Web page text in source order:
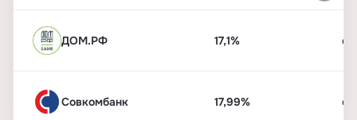
ДОМ.РФ 17,1%
Совкомбанк 17,99%